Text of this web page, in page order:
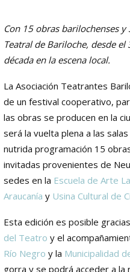
Con 15 obras barilochenses
Teatral de Bariloche, desde
década en la escena local.
La Asociación Teatrantes
de un festival cooperativo,
las obras se producen en la
será la vuelta plena a las
nutrida programación 15
invitadas provenientes de
sedes en la Escuela de Arte
Araucanía y Usina Cultural de
Esta edición es posible
del Teatro y el
Río Negro y la Municipalidad
gorra y se podrá acceder a